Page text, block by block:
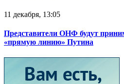
11 декабря, 13:05
Представители ОНФ будут
«прямую линию» Путина